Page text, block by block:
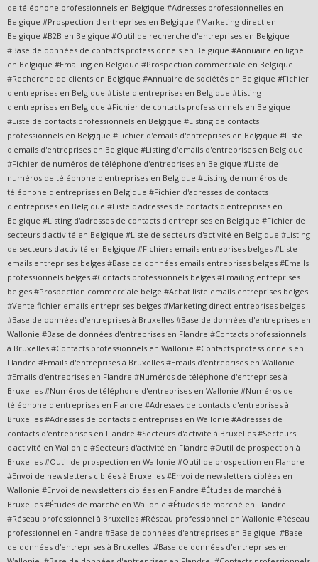
de téléphone professionnels en Belgique #Adresses professionnelles en
Belgique #Prospection d'entreprises en Belgique #Marketing direct en
Belgique #B2B en Belgique #Outil de recherche d'entreprises en Belgique
#Base de données de contacts professionnels en Belgique #Annuaire en ligne
en Belgique #Emailing en Belgique #Prospection commerciale en Belgique
#Recherche de clients en Belgique #Annuaire de sociétés en Belgique #Fichier
d'entreprises en Belgique #Liste d'entreprises en Belgique #Listing
d'entreprises en Belgique #Fichier de contacts professionnels en Belgique
#Liste de contacts professionnels en Belgique #Listing de contacts
professionnels en Belgique #Fichier d'emails d'entreprises en Belgique #Liste
d'emails d'entreprises en Belgique #Listing d'emails d'entreprises en Belgique
#Fichier de numéros de téléphone d'entreprises en Belgique #Liste de
numéros de téléphone d'entreprises en Belgique #Listing de numéros de
téléphone d'entreprises en Belgique #Fichier d'adresses de contacts
d'entreprises en Belgique #Liste d'adresses de contacts d'entreprises en
Belgique #Listing d'adresses de contacts d'entreprises en Belgique #Fichier de
secteurs d'activité en Belgique #Liste de secteurs d'activité en Belgique #Listing
de secteurs d'activité en Belgique #Fichiers emails entreprises belges #Liste
emails entreprises belges #Base de données emails entreprises belges #Emails
professionnels belges #Contacts professionnels belges #Emailing entreprises
belges #Prospection commerciale belge #Achat liste emails entreprises belges
#Vente fichier emails entreprises belges #Marketing direct entreprises belges
#Base de données d'entreprises à Bruxelles #Base de données d'entreprises en
Wallonie #Base de données d'entreprises en Flandre #Contacts professionnels
à Bruxelles #Contacts professionnels en Wallonie #Contacts professionnels en
Flandre #Emails d'entreprises à Bruxelles #Emails d'entreprises en Wallonie
#Emails d'entreprises en Flandre #Numéros de téléphone d'entreprises à
Bruxelles #Numéros de téléphone d'entreprises en Wallonie #Numéros de
téléphone d'entreprises en Flandre #Adresses de contacts d'entreprises à
Bruxelles #Adresses de contacts d'entreprises en Wallonie #Adresses de
contacts d'entreprises en Flandre #Secteurs d'activité à Bruxelles #Secteurs
d'activité en Wallonie #Secteurs d'activité en Flandre #Outil de prospection à
Bruxelles #Outil de prospection en Wallonie #Outil de prospection en Flandre
#Envoi de newsletters ciblées à Bruxelles #Envoi de newsletters ciblées en
Wallonie #Envoi de newsletters ciblées en Flandre #Études de marché à
Bruxelles #Études de marché en Wallonie #Études de marché en Flandre
#Réseau professionnel à Bruxelles #Réseau professionnel en Wallonie #Réseau
professionnel en Flandre #Base de données d'entreprises en Belgique #Base
de données d'entreprises à Bruxelles #Base de données d'entreprises en